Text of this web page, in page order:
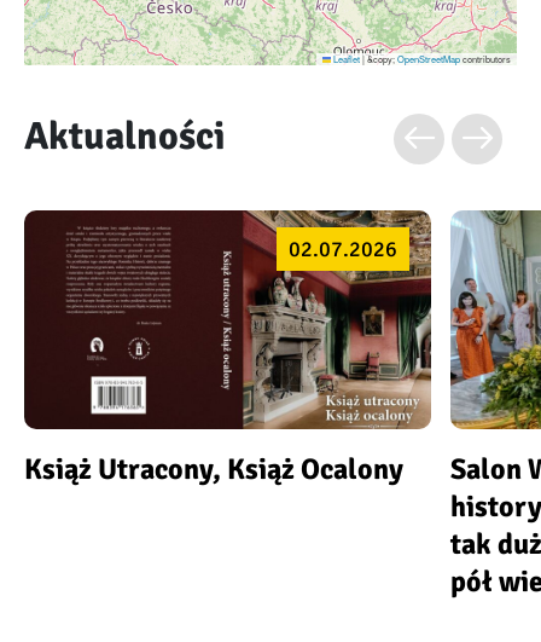
Leaflet|&copy;OpenStreetMapcontributors
Aktualności
02.07.2026
Książ Utracony, Książ Ocalony
Salon
tak
pół